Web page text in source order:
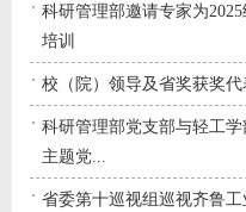
科研管理部邀请专家为
培训
校（院）领导及省奖获奖
科研管理部党支部与轻工
主题党...
省委第十巡视组巡视齐鲁